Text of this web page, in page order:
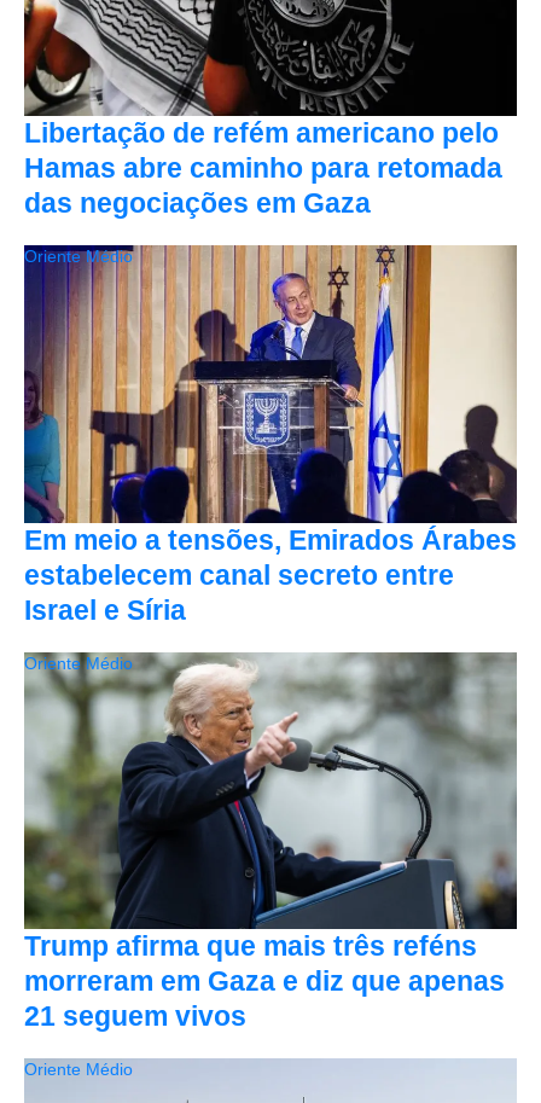
Libertação de refém americano pelo
Hamas abre caminho para retomada
das negociações em Gaza
Em meio a tensões, Emirados Árabes
estabelecem canal secreto entre
Israel e Síria
Oriente Médio
Trump afirma que mais três reféns
morreram em Gaza e diz que apenas
21 seguem vivos
Oriente Médio
Oriente Médio